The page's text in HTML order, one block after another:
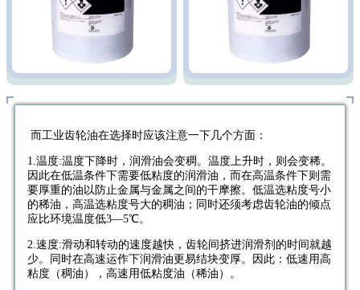
而工业齿轮油在选择时应该注意一下几个方面：
1.温度:温度下降时，润滑油会变稠。温度上升时，则会变稀。
因此在低温条件下需要低粘度的润滑油，而在高温条件下则需
要厚重的油以防止金属与金属之间的干摩擦。低温选粘度号小
的稀油，高温选粘度号大的稠油；同时还须考虑齿轮油的倾点
应比环境温度低3—5℃。
2.速度:滑动和转动的速度越快，齿轮间挤进润滑剂的时间就越
少。同时在高速运作下润滑油更易结块变厚。因此：低速用高
粘度（稠油），高速用低粘度油（稀油）。